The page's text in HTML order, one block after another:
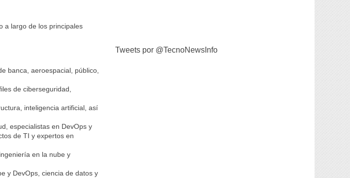
a largo de los principales
banca, aeroespacial, público,
de ciberseguridad,
inteligencia artificial, así
especialistas en DevOps y
de TI y expertos en
en la nube y
y DevOps, ciencia de datos y
Tweets por @TecnoNewsInfo